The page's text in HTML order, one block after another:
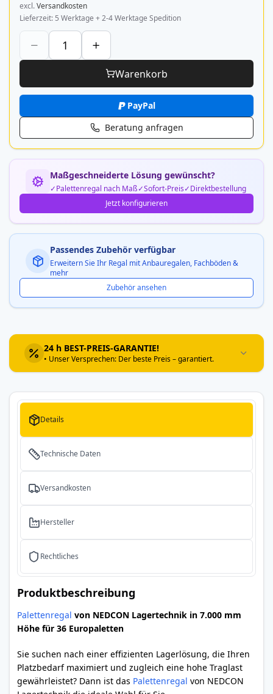
excl.Versandkosten
Lieferzeit 5 Werktage + 2-4 Werktage Spedition
Warenkorb
PayPal
Beratung anfragen
Maßgeschneiderte Lösung gewünscht?
Palettenregal nach Maß Sofort-Preis
Direktbestellung
Jetzt konfigurieren
Passendes Zubehör verfügbar
Erweitern Sie Ihr Regal mit Anbauregalen, Fachböden &
mehr
Zubehör ansehen
24 h BEST-PREIS-GARANTIE!
• Unser Versprechen: Der beste Preis – garantiert.
Details
Technische Daten
Versandkosten
Hersteller
Rechtliches
Produktbeschreibung
Palettenregal von NEDCON Lagertechnik in 7.000 mm
Höhe für 36 Europaletten
Sie suchen nach einer effizienten Lagerlösung, die Ihren
Platzbedarf maximiert und zugleich eine hohe Traglast
gewährleistet? Dann ist das Palettenregal von NEDCON